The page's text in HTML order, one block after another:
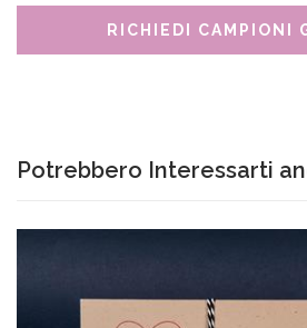
RICHIEDI CAMPIONI
Potrebbero Interessarti